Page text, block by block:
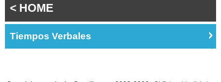
< HOME
Tiempos Verbales